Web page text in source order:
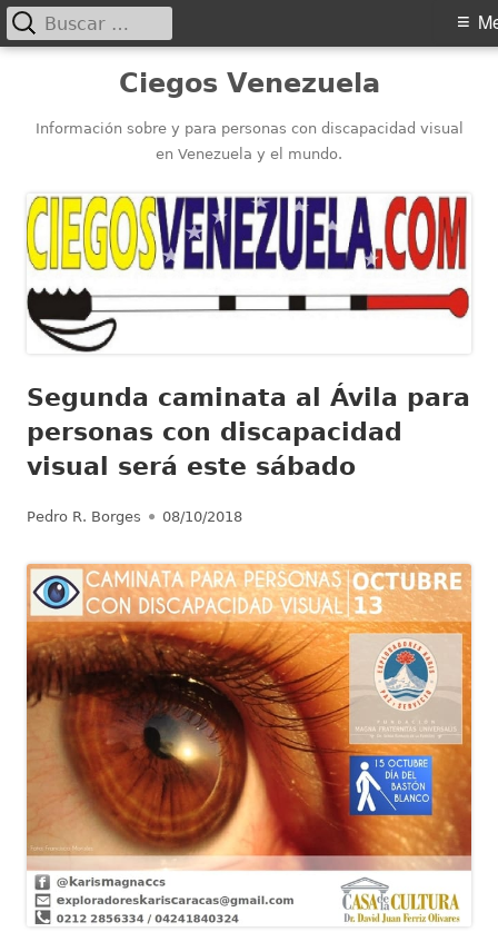
contenido
Ciegos Venezuela
Información sobre y para personas con discapacidad visual
en Venezuela y el mundo.
Menú
principal
Buscar:
Segunda caminata al Ávila para
personas con discapacidad
visual será este sábado
Autor
Pedro R. Borges Publicado
08/10/2018